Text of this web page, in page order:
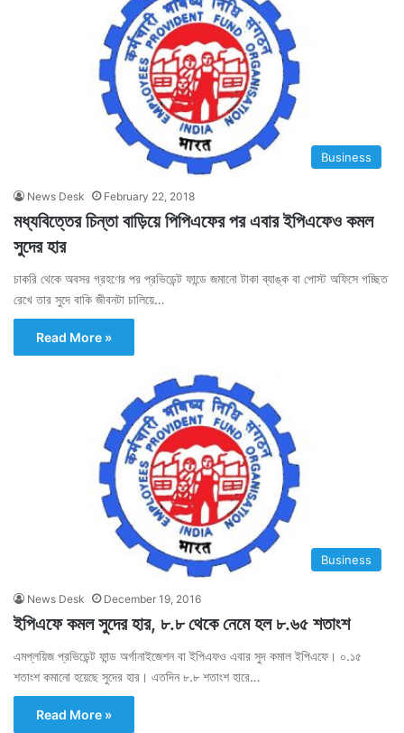
Business
News Desk February 22, 2018
মধ্যবিত্তের চিন্তা বাড়িয়ে পিপিএফের পর এবার ইপিএফেও কমল
সুদের হার
চাকরি থেকে অবসর গ্রহণের পর প্রভিডেন্ট ফান্ডে জমানো টাকা ব্যাঙ্ক বা পোস্ট অফিসে গচ্ছিত
রেখে তার সুদে বাকি জীবনটা চালিয়ে…
Read More »
Business
News Desk December 19, 2016
ইপিএফে কমল সুদের হার, ৮.৮ থেকে নেমে হল ৮.৬৫ শতাংশ
এমপ্লয়িজ প্রভিডেন্ট ফান্ড অর্গানাইজেশন বা ইপিএফও এবার সুদ কমাল ইপিএফে। ০.১৫
শতাংশ কমানো হয়েছে সুদের হার। এতদিন ৮.৮ শতাংশ হারে…
Read More »